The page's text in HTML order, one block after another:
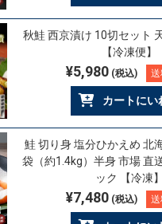
秋鮭 西京漬け 10切セット
【冷凍便】
¥5,980(税込)
カートにい
鮭 切り身 塩分ひかえめ 北
袋（約1.4kg）半身 市場 直
ック 【冷凍】
¥7,480(税込)